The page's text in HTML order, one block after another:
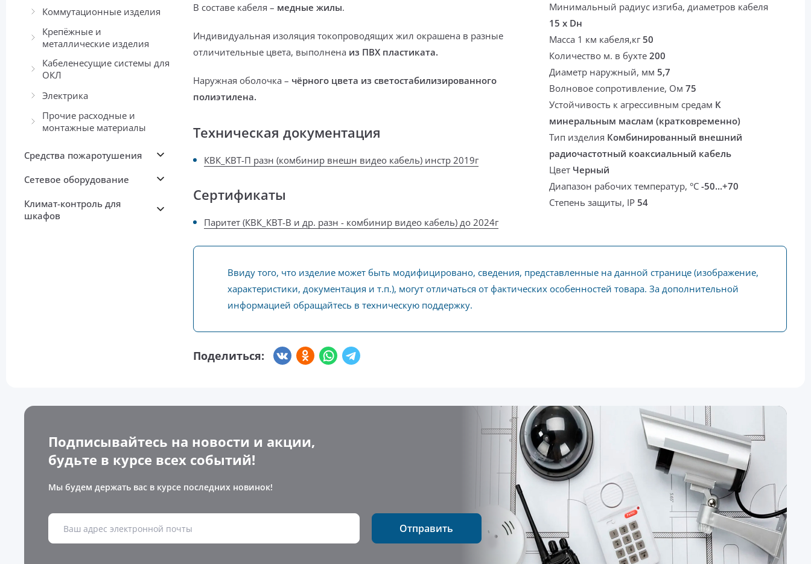
Минимальный радиус изгиба, диаметров кабеля
15 х Dн
Масса 1 км кабеля,кг50
Количество м. в бухте200
Диаметр наружный, мм5,7
Волновое сопротивление, Ом75
Устойчивость к агрессивным средам К
минеральным маслам (кратковременно)
Тип изделия Комбинированный внешний
радиочастотный коаксиальный кабель
Цвет Черный
Диапазон рабочих температур, °С-50...+70
Степень защиты, IP54
В составе кабеля – медные жилы.
Индивидуальная изоляция токопроводящих жил окрашена в разные
отличительные цвета, выполнена из ПВХ пластиката.
Наружная оболочка – чёрного цвета из светостабилизированного
полиэтилена.
Техническая документация
КВК_КВТ-П разн (комбинир внешн видео кабель) инстр 2019г
Сертификаты
Паритет (КВК_КВТ-В и др. разн - комбинир видео кабель) до 2024г
Ввиду того, что изделие может быть модифицировано, сведения, представленные на данной странице (изображение,
характеристики, документация и т.п.), могут отличаться от фактических особенностей товара. За дополнительной
информацией обращайтесь в техническую поддержку.
Поделиться:
Коммутационные изделия
Крепёжные и
металлические изделия
Кабеленесущие системы для
ОКЛ
Электрика
Прочие расходные и
монтажные материалы
Средства пожаротушения
Сетевое оборудование
Климат-контроль для
шкафов
Подписывайтесь на новости и акции,
будьте в курсе всех событий!
Мы будем держать вас в курсе последних новинок!
Отправить